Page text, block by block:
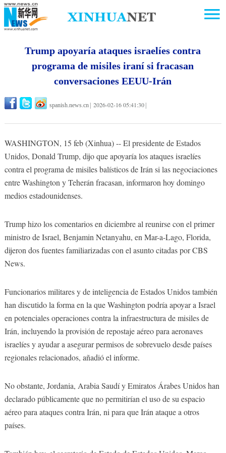
Trump apoyaría ataques israelíes contra
programa de misiles iraní si fracasan
conversaciones EEUU-Irán
spanish.news.cn 2026-02-16 05:41:30
WASHINGTON, 15 feb (Xinhua) -- El presidente de Estados
Unidos, Donald Trump, dijo que apoyaría los ataques israelíes
contra el programa de misiles balísticos de Irán si las negociaciones
entre Washington y Teherán fracasan, informaron hoy domingo
medios estadounidenses.
Trump hizo los comentarios en diciembre al reunirse con el primer
ministro de Israel, Benjamin Netanyahu, en Mar-a-Lago, Florida,
dijeron dos fuentes familiarizadas con el asunto citadas por CBS
News.
Funcionarios militares y de inteligencia de Estados Unidos también
han discutido la forma en la que Washington podría apoyar a Israel
en potenciales operaciones contra la infraestructura de misiles de
Irán, incluyendo la provisión de repostaje aéreo para aeronaves
israelíes y ayudar a asegurar permisos de sobrevuelo desde países
regionales relacionados, añadió el informe.
No obstante, Jordania, Arabia Saudí y Emiratos Árabes Unidos han
declarado públicamente que no permitirían el uso de su espacio
aéreo para ataques contra Irán, ni para que Irán ataque a otros
países.